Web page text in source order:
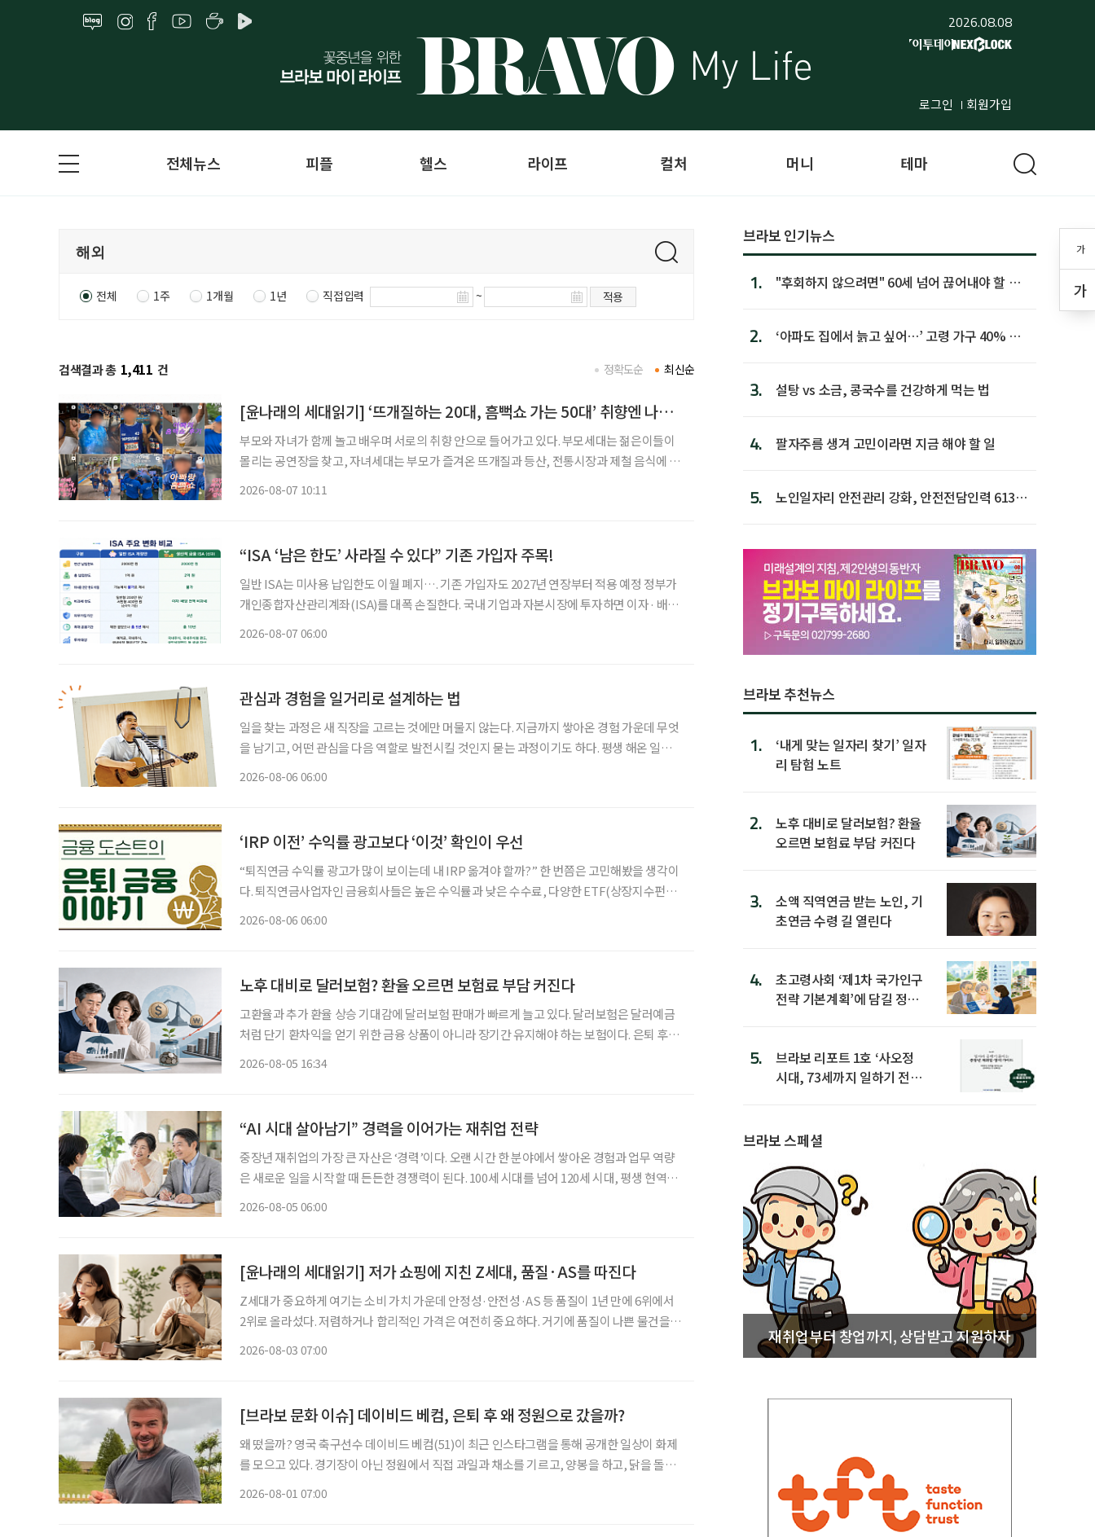
2026.08.08
로그인 회원가입
가
가
전체뉴스 피플 헬스 라이프 컬처 머니 테마
전체 1주 1개월 1년 직접입력 ~ 적용
검색결과 총 1,411 건 최신순
정확도순
[윤나래의 세대읽기] ‘뜨개질하는 20대, 흠뻑쇼 가는 50대’ 취향엔 나이가 없다
부모와 자녀가 함께 놀고 배우며 서로의 취향 안으로 들어가고 있다. 부모세대는 젊은이들이
몰리는 공연장을 찾고, 자녀세대는 부모가 즐겨온 뜨개질과 등산, 전통시장과 제철 음식에 눈
2026-08-07 10:11
“ISA ‘남은 한도’ 사라질 수 있다” 기존 가입자 주목!
일반 ISA는 미사용 납입한도 이월 폐지…. 기존 가입자도 2027년 연장부터 적용 예정 정부가
개인종합자산관리계좌(ISA)를 대폭 손질한다. 국내 기업과 자본시장에 투자하면 이자· 배당
2026-08-07 06:00
관심과 경험을 일거리로 설계하는 법
일을 찾는 과정은 새 직장을 고르는 것에만 머물지 않는다. 지금까지 쌓아온 경험 가운데 무엇
을 남기고, 어떤 관심을 다음 역할로 발전시킬 것인지 묻는 과정이기도 하다. 평생 해온 일을
2026-08-06 06:00
‘IRP 이전’ 수익률 광고보다 ‘이것’ 확인이 우선
“퇴직연금 수익률 광고가 많이 보이는데 내 IRP 옮겨야 할까?” 한 번쯤은 고민해봤을 생각이
다. 퇴직연금사업자인 금융회사들은 높은 수익률과 낮은 수수료, 다양한 ETF(상장지수펀
2026-08-06 06:00
노후 대비로 달러보험? 환율 오르면 보험료 부담 커진다
고환율과 추가 환율 상승 기대감에 달러보험 판매가 빠르게 늘고 있다. 달러보험은 달러예금
처럼 단기 환차익을 얻기 위한 금융 상품이 아니라 장기간 유지해야 하는 보험이다. 은퇴 후 소
2026-08-05 16:34
“AI 시대 살아남기” 경력을 이어가는 재취업 전략
중장년 재취업의 가장 큰 자산은 ‘경력’이다. 오랜 시간 한 분야에서 쌓아온 경험과 업무 역량
은 새로운 일을 시작할 때 든든한 경쟁력이 된다. 100세 시대를 넘어 120세 시대, 평생 현역을
2026-08-05 06:00
[윤나래의 세대읽기] 저가 쇼핑에 지친 Z세대, 품질·AS를 따진다
Z세대가 중요하게 여기는 소비 가치 가운데 안정성·안전성·AS 등 품질이 1년 만에 6위에서
2위로 올라섰다. 저렴하거나 합리적인 가격은 여전히 중요하다. 거기에 품질이 나쁜 물건을
2026-08-03 07:00
[브라보 문화 이슈] 데이비드 베컴, 은퇴 후 왜 정원으로 갔을까?
왜 떴을까? 영국 축구선수 데이비드 베컴(51)이 최근 인스타그램을 통해 공개한 일상이 화제
를 모으고 있다. 경기장이 아닌 정원에서 직접 과일과 채소를 기르고, 양봉을 하고, 닭을 돌보
2026-08-01 07:00
브라보 인기뉴스
1.
"후회하지 않으려면" 60세 넘어 끊어내야 할 사
2.
‘아파도 집에서 늙고 싶어…’ 고령 가구 40% 노
3. 설탕 vs 소금, 콩국수를 건강하게 먹는 법
4. 팔자주름 생겨 고민이라면 지금 해야 할 일
5.
노인일자리 안전관리 강화, 안전전담인력 613명
브라보 추천뉴스
1.
‘내게 맞는 일자리 찾기’ 일자
리 탐험 노트
2.
노후 대비로 달러보험? 환율
오르면 보험료 부담 커진다
3.
소액 직역연금 받는 노인, 기
초연금 수령 길 열린다
4.
초고령사회 ‘제1차 국가인구
전략 기본계획’에 담길 정책
5.
브라보 리포트 1호 ‘사오정
시대, 73세까지 일하기 전략’
브라보 스페셜
재취업부터 창업까지, 상담받고 지원하자